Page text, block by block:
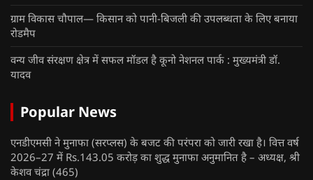
ग्राम विकास चौपाल— किसान को पानी-बिजली की उपलब्धता के लिए बनाया
रोडमैप
वन्य जीव संरक्षण क्षेत्र में सफल मॉडल है कूनो नेशनल पार्क : मुख्यमंत्री डॉ.
यादव
Popular News
एनडीएमसी ने मुनाफा (सरप्लस) के बजट की परंपरा को जारी रखा है। वित्त वर्ष
2026–27 में Rs.143.05 करोड़ का शुद्ध मुनाफा अनुमानित है – अध्यक्ष, श्री
केशव चंद्रा (465)